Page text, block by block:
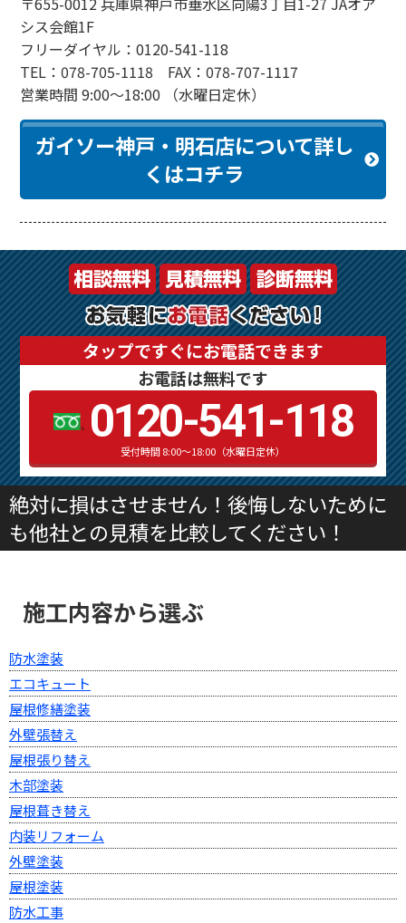
シス会館1F
フリーダイヤル：0120-541-118
TEL：078-705-1118 FAX：078-707-1117
営業時間 9:00～18:00 （水曜日定休）
ガイソー神戸・明石店について詳し
くはコチラ
タップですぐにお電話できます
お電話は無料です
0120-541-118
受付時間 8:00～18:00（水曜日定休）
絶対に損はさせません！後悔しないために
も他社との見積を比較してください！
施工内容から選ぶ
防水塗装
エコキュート
屋根修繕塗装
外壁張替え
屋根張り替え
木部塗装
屋根葺き替え
内装リフォーム
外壁塗装
屋根塗装
防水工事